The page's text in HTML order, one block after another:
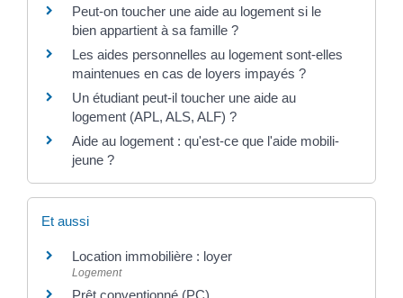
Peut-on toucher une aide au logement si le
bien appartient à sa famille ?
Les aides personnelles au logement sont-elles
maintenues en cas de loyers impayés ?
Un étudiant peut-il toucher une aide au
logement (APL, ALS, ALF) ?
Aide au logement : qu'est-ce que l'aide mobili-
jeune ?
Et aussi
Location immobilière : loyer
Logement
Prêt conventionné (PC)